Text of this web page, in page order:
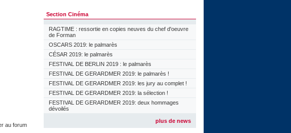
Section Cinéma
RAGTIME : ressortie en copies neuves du chef d'oeuvre
de Forman
OSCARS 2019: le palmarès
CÉSAR 2019: le palmarès
FESTIVAL DE BERLIN 2019 : le palmarès
FESTIVAL DE GERARDMER 2019: le palmarès !
FESTIVAL DE GERARDMER 2019: les jury au complet !
FESTIVAL DE GERARDMER 2019: la sélection !
FESTIVAL DE GERARDMER 2019: deux hommages
dévoilés
plus de news